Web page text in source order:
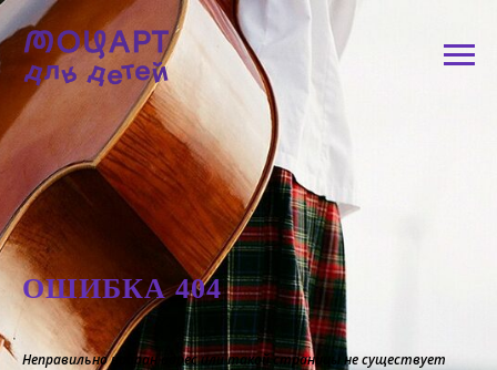
ОШИБКА 404
Неправильно набран адрес или такой страницы не существует